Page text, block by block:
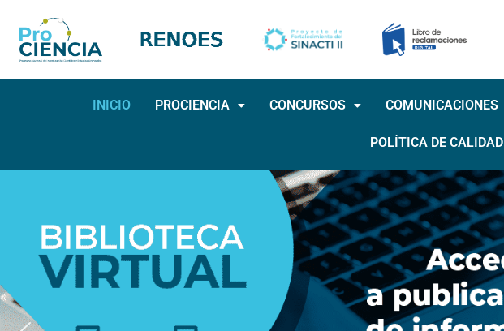
contenido
INICIO PROCIENCIA CONCURSOS COMUNICACIONES
POLÍTICA DE CALIDAD